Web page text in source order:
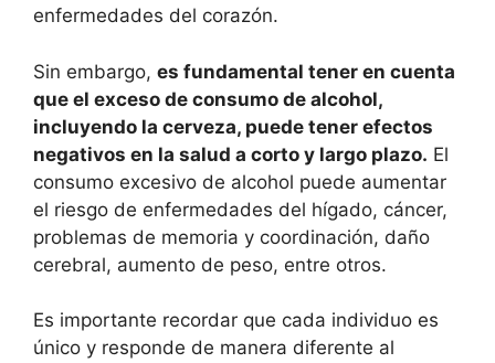
enfermedades del corazón.
Sin embargo, es fundamental tener en cuenta
que el exceso de consumo de alcohol,
incluyendo la cerveza, puede tener efectos
negativos en la salud a corto y largo plazo. El
consumo excesivo de alcohol puede aumentar
el riesgo de enfermedades del hígado, cáncer,
problemas de memoria y coordinación, daño
cerebral, aumento de peso, entre otros.
Es importante recordar que cada individuo es
único y responde de manera diferente al